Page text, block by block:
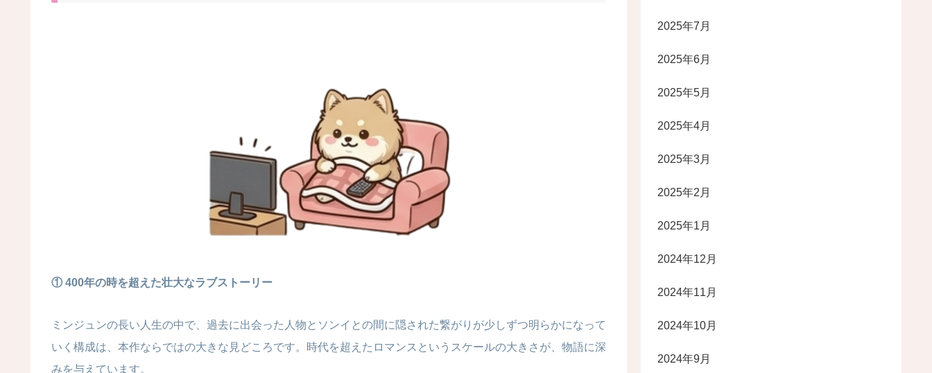
① 400年の時を超えた壮大なラブストーリー
ミンジュンの長い人生の中で、過去に出会った人物とソンイとの間に隠された繋がりが少しずつ明らかになって
いく構成は、本作ならではの大きな見どころです。時代を超えたロマンスというスケールの大きさが、物語に深
みを与えています。
2025年7月
2025年6月
2025年5月
2025年4月
2025年3月
2025年2月
2025年1月
2024年12月
2024年11月
2024年10月
2024年9月